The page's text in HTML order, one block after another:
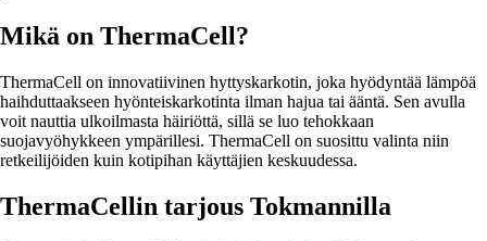
Mikä on ThermaCell?
ThermaCell on innovatiivinen hyttyskarkotin, joka hyödyntää lämpöä
haihduttaakseen hyönteiskarkotinta ilman hajua tai ääntä. Sen avulla
voit nauttia ulkoilmasta häiriöttä, sillä se luo tehokkaan
suojavyöhykkeen ympärillesi. ThermaCell on suosittu valinta niin
retkeilijöiden kuin kotipihan käyttäjien keskuudessa.
ThermaCellin tarjous Tokmannilla